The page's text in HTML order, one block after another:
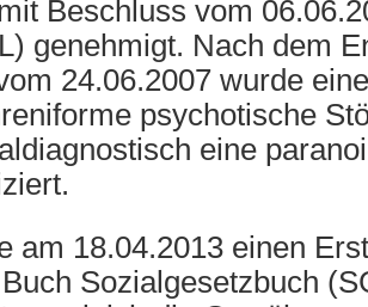
Beschluss vom
genehmigt. Nach dem
24.06.2007 wurde
psychotische
eine
am 18.04.2013 einen
Sozialgesetzbuch